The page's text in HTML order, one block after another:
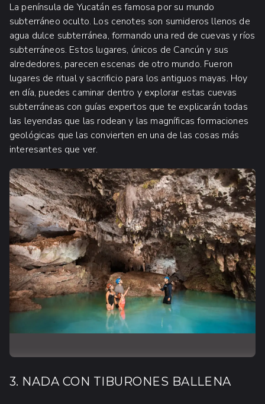
La península de Yucatán es famosa por su mundo
subterráneo oculto. Los cenotes son sumideros llenos de
agua dulce subterránea, formando una red de cuevas y ríos
subterráneos. Estos lugares, únicos de Cancún y sus
alrededores, parecen escenas de otro mundo. Fueron
lugares de ritual y sacrificio para los antiguos mayas. Hoy
en día, puedes caminar dentro y explorar estas cuevas
subterráneas con guías expertos que te explicarán todas
las leyendas que las rodean y las magníficas formaciones
geológicas que las convierten en una de las cosas más
interesantes que ver.
3. NADA CON TIBURONES BALLENA